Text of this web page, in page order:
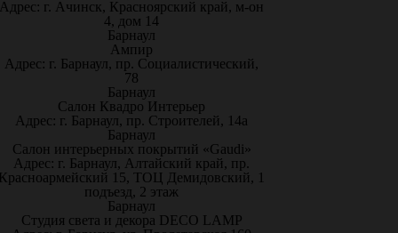
Адрес: г. Ачинск, Красноярский край, м-он
4, дом 14
Барнаул
Ампир
Адрес: г. Барнаул, пр. Социалистический,
78
Барнаул
Салон Квадро Интерьер
Адрес: г. Барнаул, пр. Строителей, 14а
Барнаул
Салон интерьерных покрытий «Gaudi»
Адрес: г. Барнаул, Алтайский край, пр.
15, ТОЦ Демидовский, 1
подъезд, 2 этаж
Барнаул
Студия света и декора DECO LAMP